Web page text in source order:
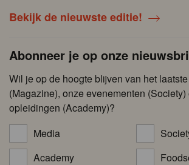
Bekijk de nieuwste editie!
Abonneer je op onze
Wil je op de hoogte blijven van het
(Magazine), onze evenementen (Society)
opleidingen (Academy)?
Media
Academy